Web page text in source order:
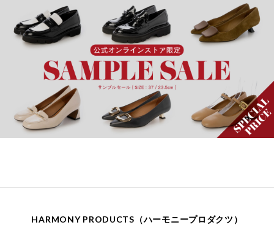
HARMONY PRODUCTS（ハーモニープロダクツ）